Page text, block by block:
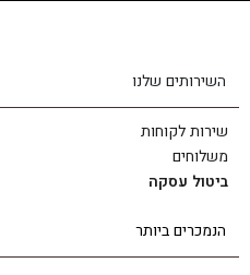
השירותים שלנו
שירות לקוחות
משלוחים
ביטול עסקה
הנמכרים ביותר